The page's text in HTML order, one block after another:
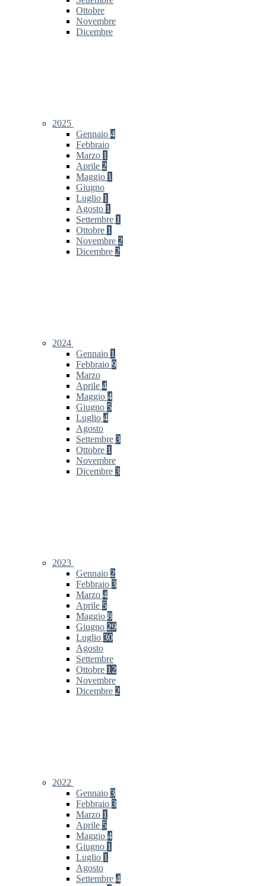
Ottobre
Novembre
Dicembre
2025
Gennaio 4
Febbraio
Marzo 1
Aprile 2
Maggio 1
Giugno
Luglio 1
Agosto 1
Settembre 1
Ottobre 1
Novembre 2
Dicembre 2
2024
Gennaio 1
Febbraio 9
Marzo
Aprile 4
Maggio 4
Giugno 5
Luglio 4
Agosto
Settembre 3
Ottobre 1
Novembre
Dicembre 3
2023
Gennaio 2
Febbraio 3
Marzo 4
Aprile 5
Maggio 8
Giugno 29
Luglio 30
Agosto
Settembre
Ottobre 12
Novembre
Dicembre 2
2022
Gennaio 3
Febbraio 3
Marzo 1
Aprile 5
Maggio 4
Giugno 1
Luglio 1
Agosto
Settembre 4